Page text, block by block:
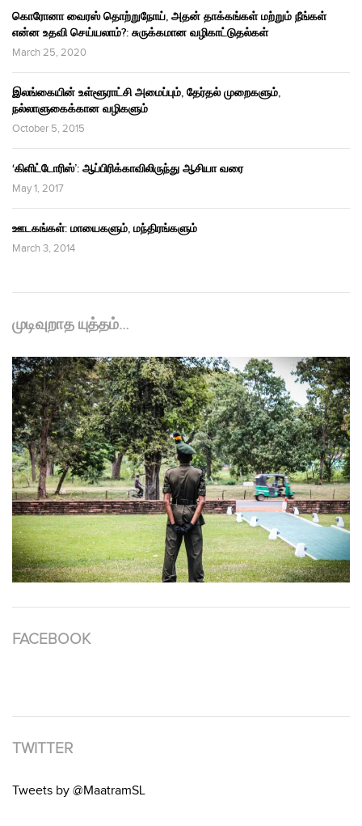
கொரோனா வைரஸ் தொற்றுநோய், அதன் தாக்கங்கள் மற்றும் நீங்கள்
என்ன உதவி செய்யலாம்?: சுருக்கமான வழிகாட்டுதல்கள்
March 25, 2020
இலங்கையின் உள்ளூராட்சி அமைப்பும், தேர்தல் முறைகளும்,
நல்லாளுகைக்கான வழிகளும்
October 5, 2015
‘கிளிட்டோரிஸ்’: ஆப்பிரிக்காவிலிருந்து ஆசியா வரை
May 1, 2017
ஊடகங்கள்: மாயைகளும், மந்திரங்களும்
March 3, 2014
முடிவுறாத யுத்தம்…
FACEBOOK
TWITTER
Tweets by @MaatramSL